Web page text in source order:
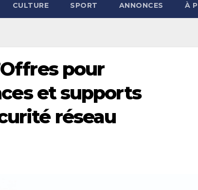
CULTURE SPORT ANNONCES À
pour
et supports
réseau